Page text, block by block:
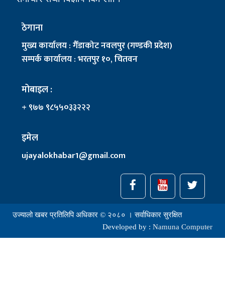
ठेगाना
मुख्य कार्यालय : गैँडाकोट नवलपुर (गण्डकी प्रदेश)
सम्पर्क कार्यालय : भरतपुर १०, चितवन
मोबाइल :
+ ९७७ ९८५५०३३२२२
इमेल
ujayalokhabar1@gmail.com
उज्यालो खबर प्रतिलिपि अधिकार © २०८० । सर्वाधिकार सुरक्षित
Developed by : Namuna Computer